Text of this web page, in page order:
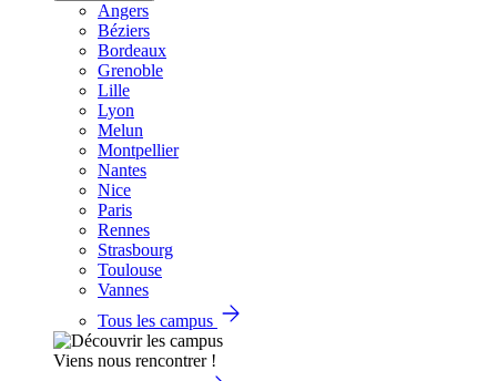
Angers
Béziers
Bordeaux
Grenoble
Lille
Lyon
Melun
Montpellier
Nantes
Nice
Paris
Rennes
Strasbourg
Toulouse
Vannes
Tous les campus
Viens nous rencontrer !